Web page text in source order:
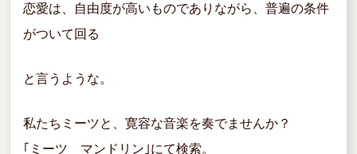
恋愛は、自由度が高いものでありながら、普遍の条件
がついて回る
と言うような。
私たちミーツと、寛容な音楽を奏でませんか？
｢ミーツ マンドリン｣にて検索。